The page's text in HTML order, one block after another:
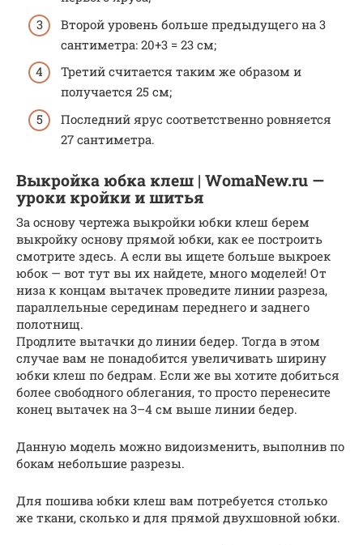
Второй уровень больше предыдущего на 3
сантиметра: 20+3 = 23 см;
Третий считается таким же образом и
получается 25 см;
Последний ярус соответственно ровняется
27 сантиметра.
Выкройка юбка клеш | WomaNew.ru —
уроки кройки и шитья
За основу чертежа выкройки юбки клеш берем
выкройку основу прямой юбки, как ее построить
смотрите здесь. А если вы ищете больше выкроек
юбок — вот тут вы их найдете, много моделей! От
низа к концам вытачек проведите линии разреза,
параллельные серединам переднего и заднего
полотнищ.
Продлите вытачки до линии бедер. Тогда в этом
случае вам не понадобится увеличивать ширину
юбки клеш по бедрам. Если же вы хотите добиться
более свободного облегания, то просто перенесите
конец вытачек на 3–4 см выше линии бедер.
Данную модель можно видоизменить, выполнив по
бокам небольшие разрезы.
Для пошива юбки клеш вам потребуется столько
же ткани, сколько и для прямой двухшовной юбки.